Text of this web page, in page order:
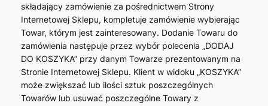
składający zamówienie za pośrednictwem Strony
Internetowej Sklepu, kompletuje zamówienie wybierając
Towar, którym jest zainteresowany. Dodanie Towaru do
zamówienia następuje przez wybór polecenia „DODAJ
DO KOSZYKA” przy danym Towarze prezentowanym na
Stronie Internetowej Sklepu. Klient w widoku „KOSZYKA”
może zwiększać lub ilości sztuk poszczególnych
Towarów lub usuwać poszczególne Towary z